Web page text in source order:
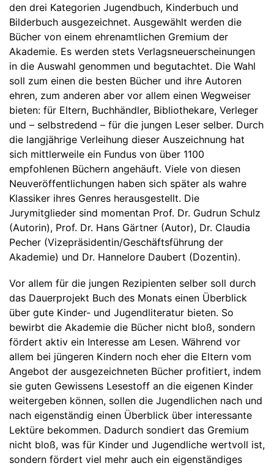
den drei Kategorien Jugendbuch, Kinderbuch und
Bilderbuch ausgezeichnet. Ausgewählt werden die
Bücher von einem ehrenamtlichen Gremium der
Akademie. Es werden stets Verlagsneuerscheinungen
in die Auswahl genommen und begutachtet. Die Wahl
soll zum einen die besten Bücher und ihre Autoren
ehren, zum anderen aber vor allem einen Wegweiser
bieten: für Eltern, Buchhändler, Bibliothekare, Verleger
und – selbstredend – für die jungen Leser selber. Durch
die langjährige Verleihung dieser Auszeichnung hat
sich mittlerweile ein Fundus von über 1100
empfohlenen Büchern angehäuft. Viele von diesen
Neuveröffentlichungen haben sich später als wahre
Klassiker ihres Genres herausgestellt. Die
Jurymitglieder sind momentan Prof. Dr. Gudrun Schulz
(Autorin), Prof. Dr. Hans Gärtner (Autor), Dr. Claudia
Pecher (Vizepräsidentin/Geschäftsführung der
Akademie) und Dr. Hannelore Daubert (Dozentin).
Vor allem für die jungen Rezipienten selber soll durch
das Dauerprojekt Buch des Monats einen Überblick
über gute Kinder- und Jugendliteratur bieten. So
bewirbt die Akademie die Bücher nicht bloß, sondern
fördert aktiv ein Interesse am Lesen. Während vor
allem bei jüngeren Kindern noch eher die Eltern vom
Angebot der ausgezeichneten Bücher profitiert, indem
sie guten Gewissens Lesestoff an die eigenen Kinder
weitergeben können, sollen die Jugendlichen nach und
nach eigenständig einen Überblick über interessante
Lektüre bekommen. Dadurch sondiert das Gremium
nicht bloß, was für Kinder und Jugendliche wertvoll ist,
sondern fördert viel mehr auch ein eigenständiges